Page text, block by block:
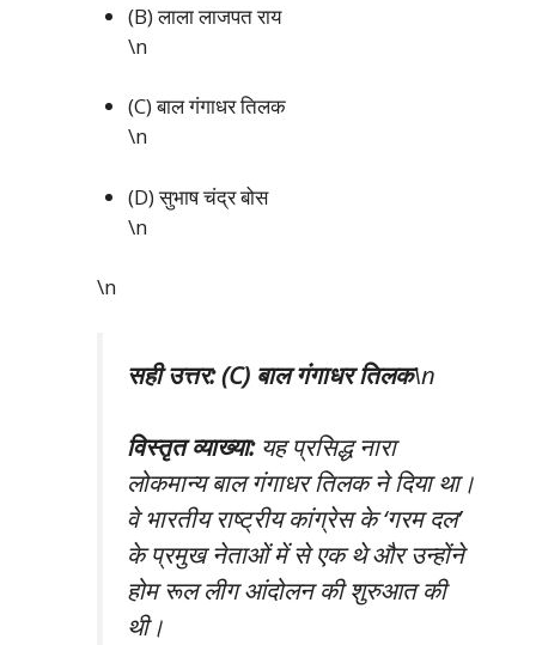
(B) लाला लाजपत राय
\n
(C) बाल गंगाधर तिलक
\n
(D) सुभाष चंद्र बोस
\n
\n
सही उत्तर: (C) बाल गंगाधर तिलक\n
विस्तृत व्याख्या:यह प्रसिद्ध नारा
लोकमान्य बाल गंगाधर तिलक ने दिया था।
वे भारतीय राष्ट्रीय कांग्रेस के ‘गरम दल’
के प्रमुख नेताओं में से एक थे और उन्होंने
होम रूल लीग आंदोलन की शुरुआत की
थी।